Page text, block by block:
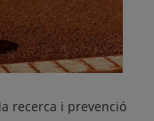
recerca i prevenció